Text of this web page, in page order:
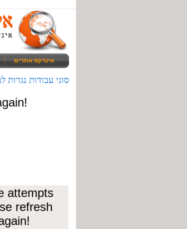
אינדקס אתרים
סוגי עבודות נגרות